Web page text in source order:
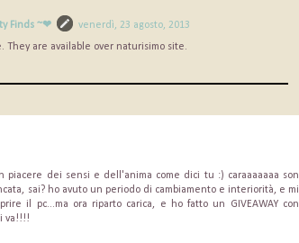
Finds ~❤
venerdì, 23 agosto, 2013
They are available over naturisimo site.
dei sensi e dell'anima come dici tu :) caraaaaaaa son
sai? ho avuto un periodo di cambiamento e interiorità, e mi
il pc...ma ora riparto carica, e ho fatto un GIVEAWAY con
va!!!!